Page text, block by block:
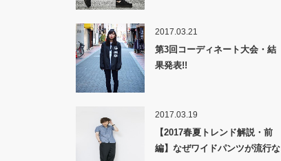
2017.03.21
第3回コーディネート大会・結
果発表!!
2017.03.19
【2017春夏トレンド解説・前
編】なぜワイドパンツが流行な